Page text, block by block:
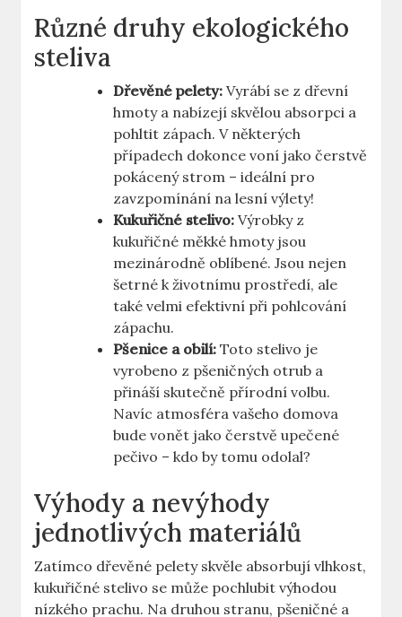
Různé druhy ekologického
steliva
Dřevěné pelety: Vyrábí se z dřevní
hmoty a nabízejí skvělou absorpci a
pohltit zápach. V některých
případech dokonce voní jako čerstvě
pokácený strom – ideální pro
zavzpomínání na lesní výlety!
Kukuřičné stelivo: Výrobky z
kukuřičné měkké hmoty jsou
mezinárodně oblíbené. Jsou nejen
šetrné k životnímu prostředí, ale
také velmi efektivní při pohlcování
zápachu.
Pšenice a obilí: Toto stelivo je
vyrobeno z pšeničných otrub a
přináší skutečně přírodní volbu.
Navíc atmosféra vašeho domova
bude vonět jako čerstvě upečené
pečivo – kdo by tomu odolal?
Výhody a nevýhody
jednotlivých materiálů
Zatímco dřevěné pelety skvěle absorbují vlhkost,
kukuřičné stelivo se může pochlubit výhodou
nízkého prachu. Na druhou stranu, pšeničné a